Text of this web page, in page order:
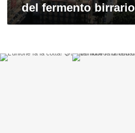
del fermento birrario